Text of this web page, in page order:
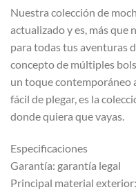
Nuestra colección de
actualizado y es, más
para todas tus aventuras
concepto de múltiples
un toque contemporáneo
fácil de plegar, es la
donde quiera que vayas.
Especificaciones
Garantía: garantía legal
Principal material